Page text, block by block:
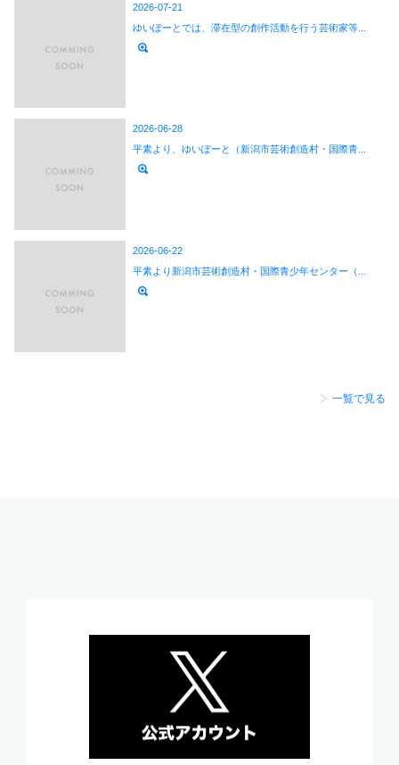
2026-07-21
ゆいぽーとでは、滞在型の創作活動を行う芸術家等...
2026-06-28
平素より、ゆいぽーと（新潟市芸術創造村・国際青...
2026-06-22
平素より新潟市芸術創造村・国際青少年センター（...
一覧で見る